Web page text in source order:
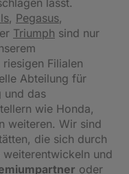
, Pegasus,
Triumph sind nur
Filialen
Abteilung für
und das
wie Honda,
weiteren. Wir sind
die sich durch
und
oder